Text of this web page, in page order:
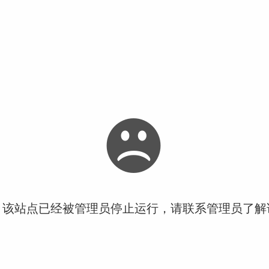
站点已经被管理员停止运行，请联系管理员了